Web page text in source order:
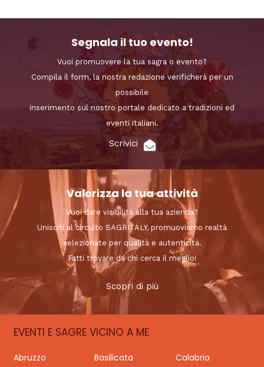
Segnala il tuo evento!
Vuoi promuovere la tua sagra o evento?
Compila il form, la nostra redazione verificherà per un
possibile
inserimento sul nostro portale dedicato a tradizioni ed
eventi italiani.
Scrivici
Valorizza la tua attività
Vuoi dare visibilità alla tua azienda?
Unisciti al circuito SAGRITALY, promuoviamo realtà
selezionate per qualità e autenticità.
Fatti trovare da chi cerca il meglio!
Scopri di più
EVENTI E SAGRE VICINO A ME
Abruzzo Basilicata
Calabria